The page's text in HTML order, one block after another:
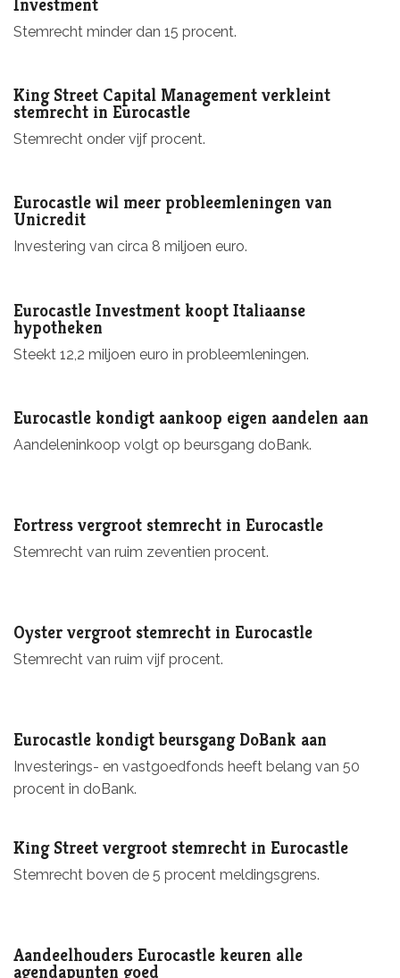
Investment
Stemrecht minder dan 15 procent.
King Street Capital Management verkleint
stemrecht in Eurocastle
Stemrecht onder vijf procent.
Eurocastle wil meer probleemleningen van
Unicredit
Investering van circa 8 miljoen euro.
Eurocastle Investment koopt Italiaanse
hypotheken
Steekt 12,2 miljoen euro in probleemleningen.
Eurocastle kondigt aankoop eigen aandelen aan
Aandeleninkoop volgt op beursgang doBank.
Fortress vergroot stemrecht in Eurocastle
Stemrecht van ruim zeventien procent.
Oyster vergroot stemrecht in Eurocastle
Stemrecht van ruim vijf procent.
Eurocastle kondigt beursgang DoBank aan
Investerings- en vastgoedfonds heeft belang van 50
procent in doBank.
King Street vergroot stemrecht in Eurocastle
Stemrecht boven de 5 procent meldingsgrens.
Aandeelhouders Eurocastle keuren alle
agendapunten goed